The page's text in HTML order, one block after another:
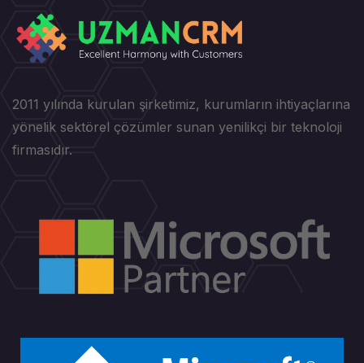
2011 yılında kurulan şirketimiz, kurumların ihtiyaçlarına
yönelik sektörel çözümler sunan yenilikçi bir teknoloji
firmasıdır.